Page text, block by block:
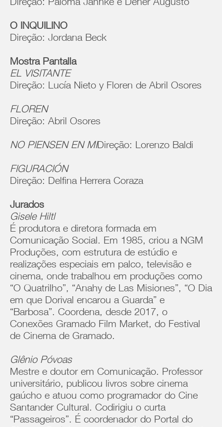
Direção: Paloma Jahnke e Dener Augusto
O INQUILINO
Direção: Jordana Beck
Mostra Pantalla
EL VISITANTE
Direção: Lucía Nieto y Floren de Abril Osores
FLOREN
Direção: Abril Osores
NO PIENSEN EN MIDireção: Lorenzo Baldi
FIGURACIÓN
Direção: Delfina Herrera Coraza
Jurados
Gisele Hiltl
É produtora e diretora formada em
Comunicação Social. Em 1985, criou a NGM
Produções, com estrutura de estúdio e
realizações especiais em palco, televisão e
cinema, onde trabalhou em produções como
“O Quatrilho”, “Anahy de Las Misiones”, “O Dia
em que Dorival encarou a Guarda” e
“Barbosa”. Coordena, desde 2017, o
Conexões Gramado Film Market, do Festival
de Cinema de Gramado.
Glênio Póvoas
Mestre e doutor em Comunicação. Professor
universitário, publicou livros sobre cinema
gaúcho e atuou como programador do Cine
Santander Cultural. Codirigiu o curta
“Passageiros”. É coordenador do Portal do